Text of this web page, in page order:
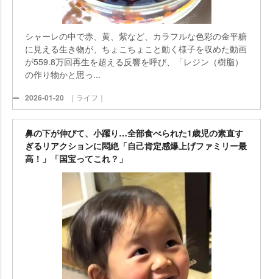
シャーレの中で赤、黄、紫など、カラフルな色彩の金平糖
に見える生き物が、ちょこちょこと動く様子を収めた動画
が559.8万回再生を超える反響を呼び、「レジン（樹脂）
の作り物かと思っ...
2026-01-20 ｜ライフ｜
鼻の下が伸びて、小躍り…全部食べられた1歳児の素直す
ぎるリアクションに悶絶「自己肯定感爆上げファミリー最
高！」「国宝ってこれ？」